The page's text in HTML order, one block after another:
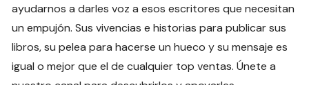
ayudarnos a darles voz a esos escritores que necesitan
un empujón. Sus vivencias e historias para publicar sus
libros, su pelea para hacerse un hueco y su mensaje es
igual o mejor que el de cualquier top ventas. Únete a